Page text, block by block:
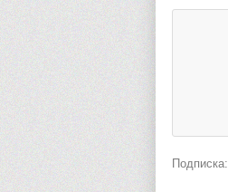
Подписка: